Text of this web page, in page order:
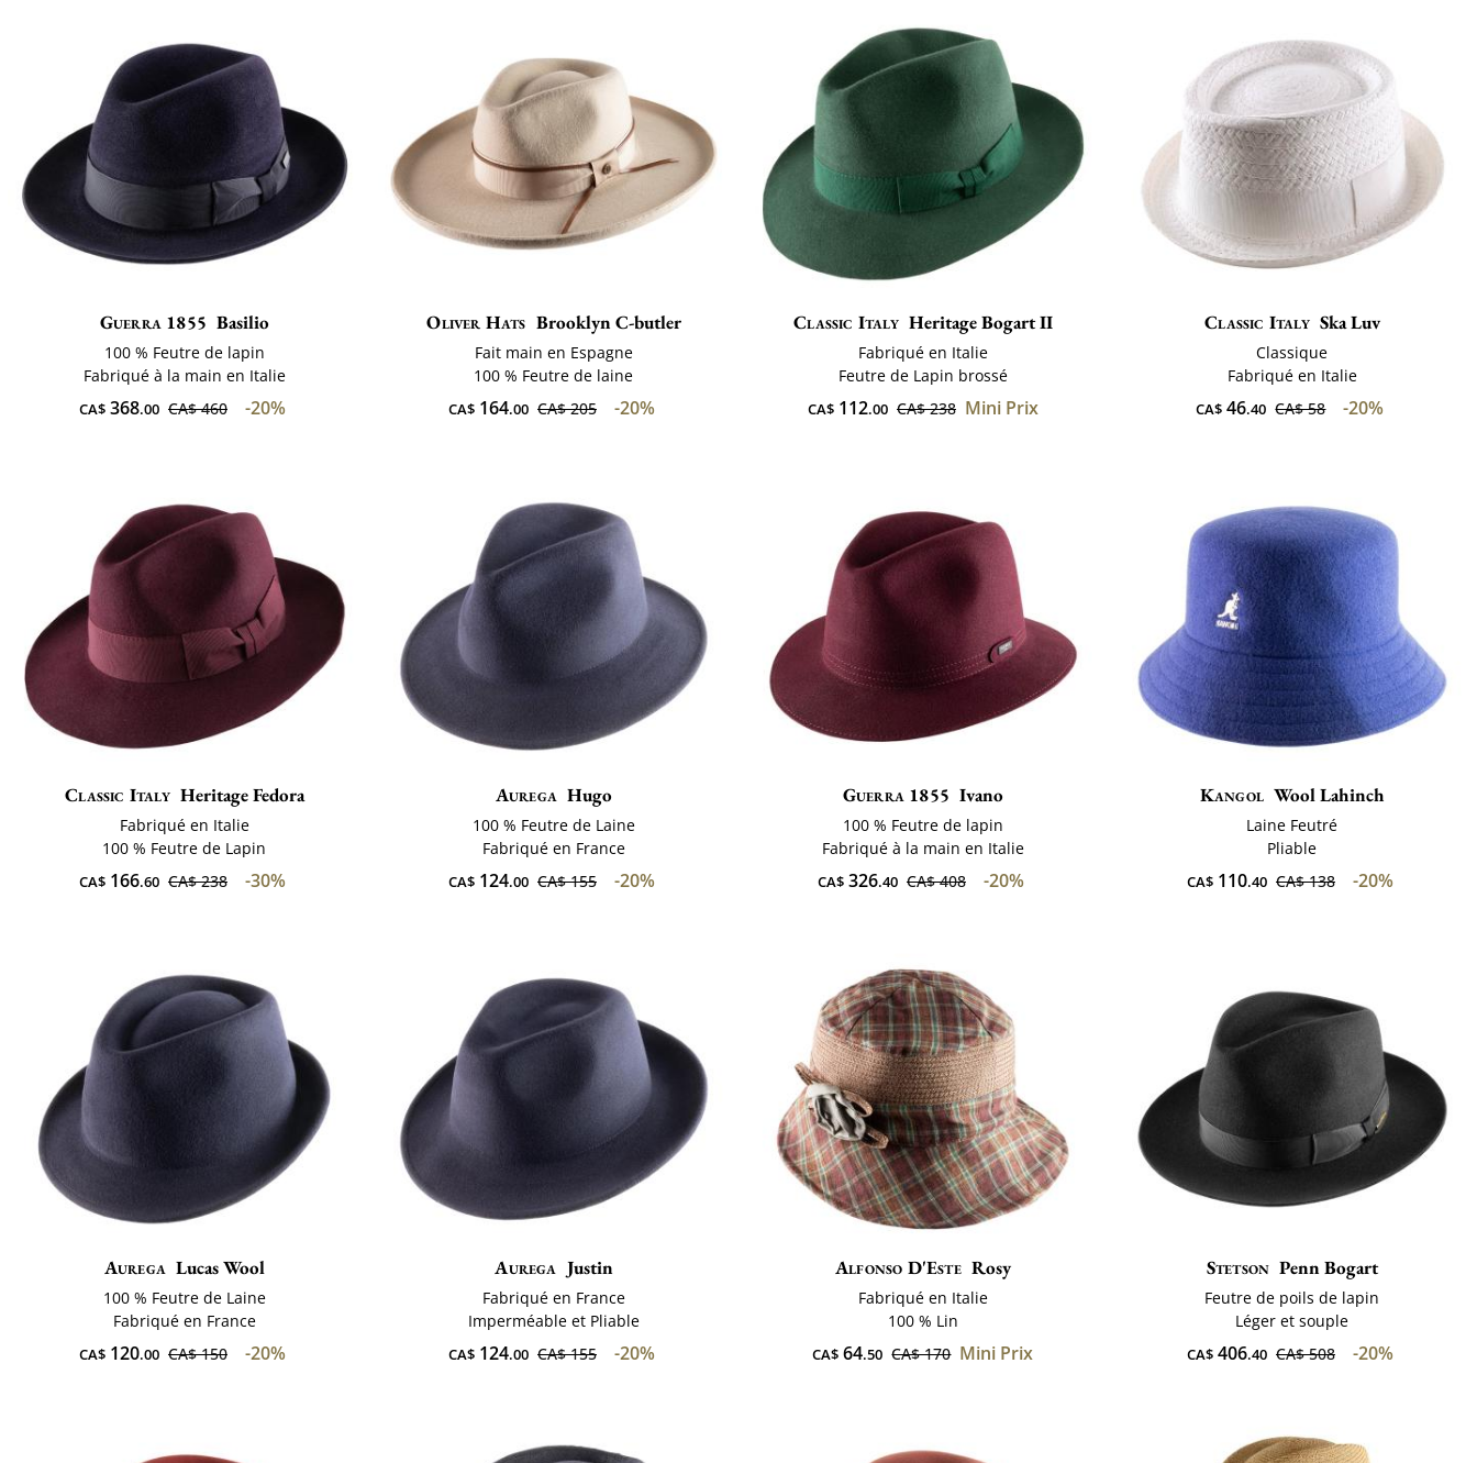
Guerra 1855 Basilio
100 % Feutre de lapin
Fabriqué à la main en Italie
CA$368.00 CA$ 460 -20%
Oliver Hats Brooklyn C-butler
Fait main en Espagne
100 % Feutre de laine
CA$164.00 CA$ 205 -20%
Classic Italy Heritage Bogart II
Fabriqué en Italie
Feutre de Lapin brossé
CA$112.00 CA$ 238 Mini Prix
Classic Italy Ska Luv
Classique
Fabriqué en Italie
CA$ 46.40 CA$ 58 -20%
Classic Italy Heritage Fedora
Fabriqué en Italie
100 % Feutre de Lapin
CA$166.60 CA$ 238 -30%
Aurega Hugo
100 % Feutre de Laine
Fabriqué en France
CA$124.00 CA$ 155 -20%
Guerra 1855 Ivano
100 % Feutre de lapin
Fabriqué à la main en Italie
CA$326.40 CA$ 408 -20%
Kangol Wool Lahinch
Laine Feutré
Pliable
CA$110.40 CA$ 138 -20%
Aurega Lucas Wool
100 % Feutre de Laine
Fabriqué en France
CA$120.00 CA$ 150 -20%
Aurega Justin
Fabriqué en France
Imperméable et Pliable
CA$124.00 CA$ 155 -20%
Alfonso D'Este Rosy
Fabriqué en Italie
100 % Lin
CA$ 64.50 CA$ 170 Mini Prix
Stetson Penn Bogart
Feutre de poils de lapin
Léger et souple
CA$406.40 CA$ 508 -20%